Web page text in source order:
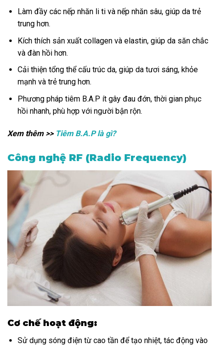
Làm đầy các nếp nhăn li ti và nếp nhăn sâu, giúp da trẻ
trung hơn.
Kích thích sản xuất collagen và elastin, giúp da săn chắc
và đàn hồi hơn.
Cải thiện tổng thể cấu trúc da, giúp da tươi sáng, khỏe
mạnh và trẻ trung hơn.
Phương pháp tiêm B.A.P ít gây đau đớn, thời gian phục
hồi nhanh, phù hợp với người bận rộn.
Xem thêm >> Tiêm B.A.P là gì?
Công nghệ RF (Radio Frequency)
Cơ chế hoạt động:
Sử dụng sóng điện từ cao tần để tạo nhiệt, tác động vào